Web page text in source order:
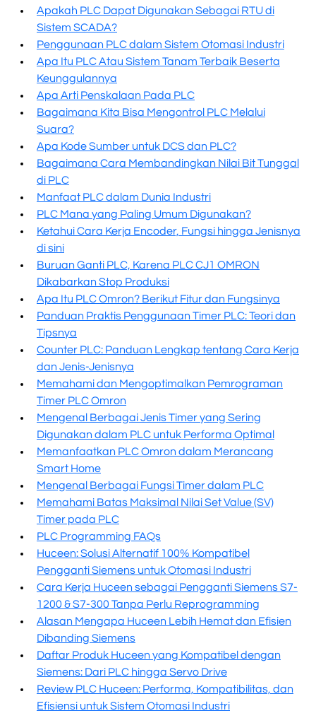
Apakah PLC Dapat Digunakan Sebagai RTU di
Sistem SCADA?
Penggunaan PLC dalam Sistem Otomasi Industri
Apa Itu PLC Atau Sistem Tanam Terbaik Beserta
Keunggulannya
Apa Arti Penskalaan Pada PLC
Bagaimana Kita Bisa Mengontrol PLC Melalui
Suara?
Apa Kode Sumber untuk DCS dan PLC?
Bagaimana Cara Membandingkan Nilai Bit Tunggal
di PLC
Manfaat PLC dalam Dunia Industri
PLC Mana yang Paling Umum Digunakan?
Ketahui Cara Kerja Encoder, Fungsi hingga Jenisnya
di sini
Buruan Ganti PLC, Karena PLC CJ1 OMRON
Dikabarkan Stop Produksi
Apa Itu PLC Omron? Berikut Fitur dan Fungsinya
Panduan Praktis Penggunaan Timer PLC: Teori dan
Tipsnya
Counter PLC: Panduan Lengkap tentang Cara Kerja
dan Jenis-Jenisnya
Memahami dan Mengoptimalkan Pemrograman
Timer PLC Omron
Mengenal Berbagai Jenis Timer yang Sering
Digunakan dalam PLC untuk Performa Optimal
Memanfaatkan PLC Omron dalam Merancang
Smart Home
Mengenal Berbagai Fungsi Timer dalam PLC
Memahami Batas Maksimal Nilai Set Value (SV)
Timer pada PLC
PLC Programming FAQs
Huceen: Solusi Alternatif 100% Kompatibel
Pengganti Siemens untuk Otomasi Industri
Cara Kerja Huceen sebagai Pengganti Siemens S7-
1200 & S7-300 Tanpa Perlu Reprogramming
Alasan Mengapa Huceen Lebih Hemat dan Efisien
Dibanding Siemens
Daftar Produk Huceen yang Kompatibel dengan
Siemens: Dari PLC hingga Servo Drive
Review PLC Huceen: Performa, Kompatibilitas, dan
Efisiensi untuk Sistem Otomasi Industri